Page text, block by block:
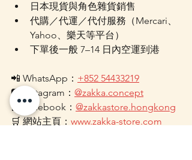
日本現貨與角色雜貨銷售
代購／代運／代付服務（Mercari、
Yahoo、樂天等平台）
下單後一般 7–14 日內空運到港
📲 WhatsApp： +852 54433219
📷 Instagram： @zakka.concept
📘 Facebook： @zakkastore.hongkong
🛒 網站主頁： www.zakka-store.com